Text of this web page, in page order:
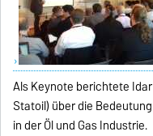
Als Keynote berichtete
Statoil) über die
in der Öl und Gas Industrie.